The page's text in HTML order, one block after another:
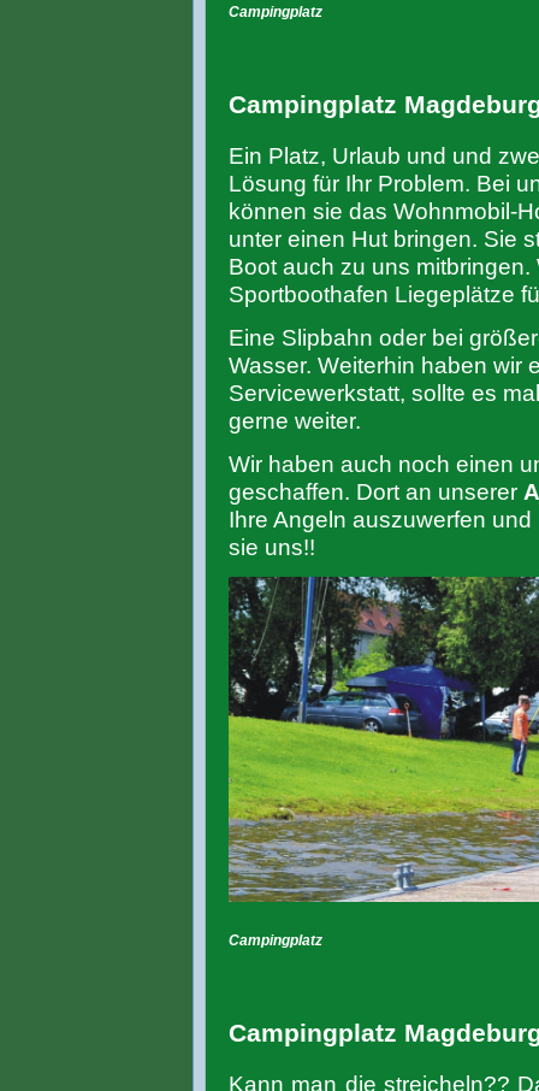
Campingplatz
Campingplatz
Ein Platz, Urlaub und und
Lösung für Ihr Problem. Bei
können sie das Wohnmobil-
unter einen Hut bringen. Sie
Boot auch zu uns
Sportboothafen Liegeplätze
Eine Slipbahn oder bei
Wasser. Weiterhin haben wir
Servicewerkstatt, sollte es
gerne weiter.
Wir haben auch noch einen
geschaffen. Dort an unserer
Ihre Angeln auszuwerfen
sie uns!!
Campingplatz
Campingplatz
Kann man die streicheln??